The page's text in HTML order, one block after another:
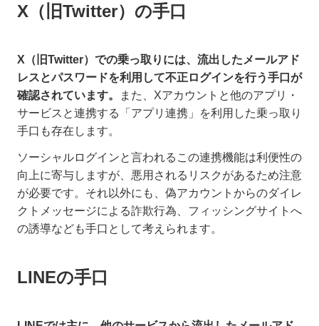
X（旧Twitter）の手口
X（旧Twitter）での乗っ取りには、流出したメールアド
レスとパスワードを利用して不正ログインを行う手口が
確認されています。
また、Xアカウントと他のアプリ・
サービスと連携する「アプリ連携」を利用した乗っ取り
手口も存在します。
ソーシャルログインと言われるこの連携機能は利便性の
向上に寄与しますが、悪用されるリスクがあるため注意
が必要です。それ以外にも、偽アカウントからのダイレ
クトメッセージによる詐欺行為、フィッシングサイトへ
の誘導なども手口として考えられます。
LINEの手口